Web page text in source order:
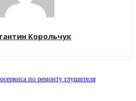
Корольчук
по ремонту глушителя